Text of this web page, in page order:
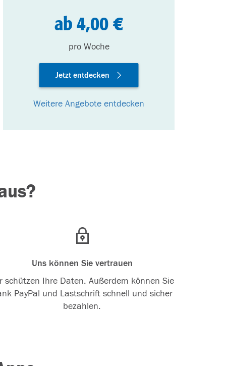
ab 4,00 €
pro Woche
Jetzt entdecken
Weitere Angebote entdecken
Uns können Sie vertrauen
schützen Ihre Daten. Außerdem können Sie
PayPal und Lastschrift schnell und sicher
bezahlen.